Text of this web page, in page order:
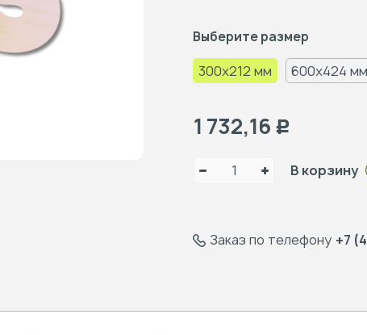
Выберите размер
300x212 мм 600x424 мм
1 732,16 Р
В корзину
Заказ по телефону +7